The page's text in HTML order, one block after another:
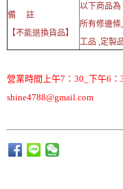
備 註
【不能退換貨品】
以下商品為
所有修邊條
工品 ,定製
營業時間上午7：30_下午6：
shine4788@gmail.com